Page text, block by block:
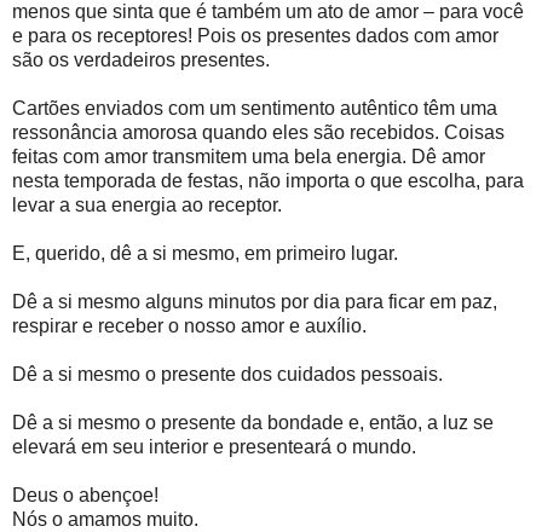
menos que sinta que é também um ato de amor – para você
e para os receptores! Pois os presentes dados com amor
são os verdadeiros presentes.
Cartões enviados com um sentimento autêntico têm uma
ressonância amorosa quando eles são recebidos. Coisas
feitas com amor transmitem uma bela energia. Dê amor
nesta temporada de festas, não importa o que escolha, para
levar a sua energia ao receptor.
E, querido, dê a si mesmo, em primeiro lugar.
Dê a si mesmo alguns minutos por dia para ficar em paz,
respirar e receber o nosso amor e auxílio.
Dê a si mesmo o presente dos cuidados pessoais.
Dê a si mesmo o presente da bondade e, então, a luz se
elevará em seu interior e presenteará o mundo.
Deus o abençoe!
Nós o amamos muito.